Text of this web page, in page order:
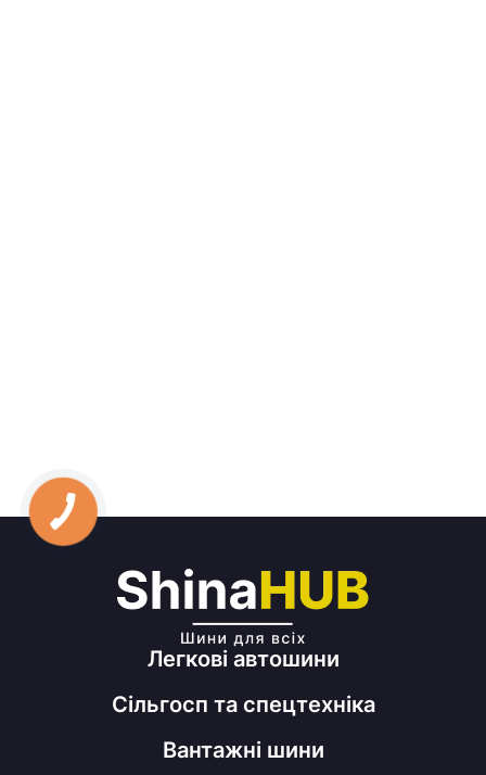
Легкові автошини
Сільгосп та спецтехніка
Вантажні шини